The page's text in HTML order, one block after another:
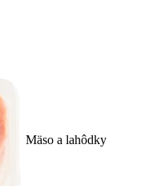
Mäso a lahôdky